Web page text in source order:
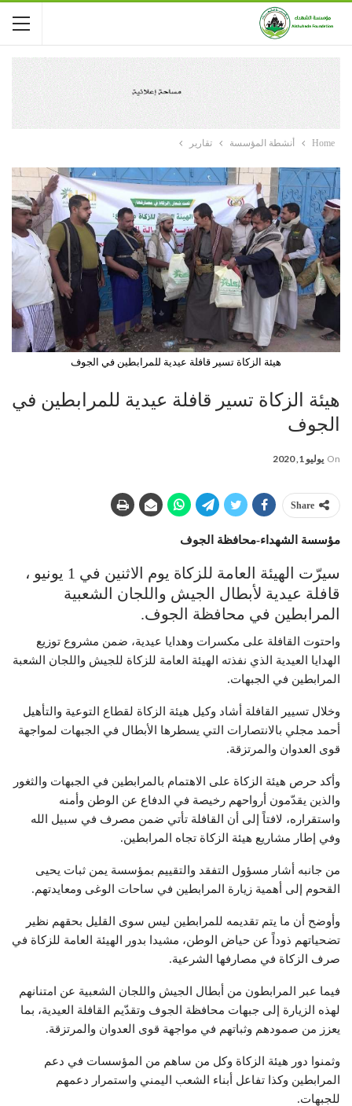
Home أنشطة المؤسسة تقارير
هيئة الزكاة تسير قافلة عيدية للمرابطين في الجوف
هيئة الزكاة تسير قافلة عيدية للمرابطين في
الجوف
On يوليو 1, 2020
Share
مؤسسة الشهداء-محافظة الجوف
سيرّت الهيئة العامة للزكاة يوم الاثنين في 1 يونيو ،
قافلة عيدية لأبطال الجيش واللجان الشعبية
المرابطين في محافظة الجوف.
واحتوت القافلة على مكسرات وهدايا عيدية، ضمن مشروع توزيع
الهدايا العيدية الذي نفذته الهيئة العامة للزكاة للجيش واللجان الشعبة
المرابطين في الجبهات.
وخلال تسيير القافلة أشاد وكيل هيئة الزكاة لقطاع التوعية والتأهيل
أحمد مجلي بالانتصارات التي يسطرها الأبطال في الجبهات لمواجهة
قوى العدوان والمرتزقة.
وأكد حرص هيئة الزكاة على الاهتمام بالمرابطين في الجبهات والثغور
والذين يقدّمون أرواحهم رخيصة في الدفاع عن الوطن وأمنه
واستقراره، لافتاً إلى أن القافلة تأتي ضمن مصرف في سبيل الله
وفي إطار مشاريع هيئة الزكاة تجاه المرابطين.
من جانبه أشار مسؤول التفقد والتقييم بمؤسسة يمن ثبات يحيى
القحوم إلى أهمية زيارة المرابطين في ساحات الوغى ومعايدتهم.
وأوضح أن ما يتم تقديمه للمرابطين ليس سوى القليل بحقهم نظير
تضحياتهم ذوداً عن حياض الوطن، مشيدا بدور الهيئة العامة للزكاة في
صرف الزكاة في مصارفها الشرعية.
فيما عبر المرابطون من أبطال الجيش واللجان الشعبية عن امتنانهم
لهذه الزيارة إلى جبهات محافظة الجوف وتقدّيم القافلة العيدية، بما
يعزز من صمودهم وثباتهم في مواجهة قوى العدوان والمرتزقة.
وثمنوا دور هيئة الزكاة وكل من ساهم من المؤسسات في دعم
المرابطين وكذا تفاعل أبناء الشعب اليمني واستمرار دعمهم
للجبهات.